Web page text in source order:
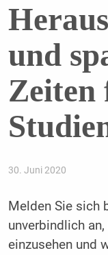
und
Zeiten
30. Juni 2020
Melden Sie sich
unverbindlich
einzusehen und